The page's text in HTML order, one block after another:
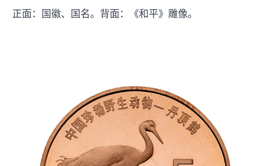
正面：国徽、国名。背面：《和平》雕像。